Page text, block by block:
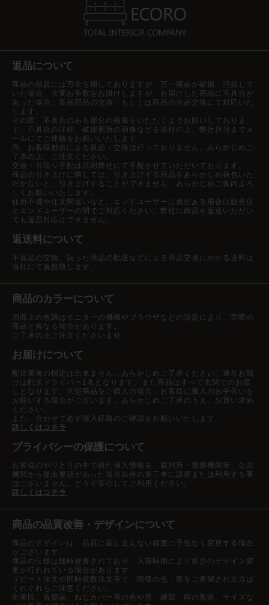
返品について
商品の品質には万全を期しておりますが、万一商品が破損・汚損して
いた場合、大変お手数をお掛けしますが、お届けした商品に不具合が
あった場合、良品部品の交換、もしくは商品の全品交換にて対応いた
します。
その際、不具合のある部分の画像をいただくようお願いしておりま
す。不具合の詳細、破損個所の画像などを添付の上、弊社担当までメ
ールにてご連絡をお願いいたします。
尚、お客様都合による返品・交換は行っておりません。あらかじめご
了承の上、ご注文ください。
交換・引取り手配は原則弊社にて手配させていただいております。
商品の引き上げに際しては、引き上げする商品をあらかじめ梱包いた
だかないと、引き上げすることができません。あらかじめご案内よろ
しくお願いいたします。
住所不備や注文間違いなど、エンドユーザーに責がある場合は販売店
とエンドユーザーの間でご対応ください。弊社に商品を返送いただい
ても返品対応はできません。
返送料について
不良品の交換、誤った商品の配送などによる商品交換にかかる送料は
当社にて負担致します。
商品のカラーについて
画面上の色調はモニターの機種やブラウザなどの設定により、実際の
商品と異なる場合があります。
ご了承の上ご注文くださいませ。
お届けについて
配送業者の指定は出来ません。あらかじめご了承ください。通常お届
けは配送ドライバー1名となります。また商品はすべて玄関でのお渡
しとなります。大型商品をご購入の場合、お客様に搬入のお手伝いを
お願いする場合がございます。あらかじめご了承のうえ、お買い求め
ください。
また、合わせて必ず搬入経路のご確認をお願いいたします。
詳しくはコチラ
プライバシーの保護について
お客様のやりとりの中で得た個人情報を、裁判所・警察機関等、公共
機関から提出要請があった場合以外の第三者に譲渡または利用する事
はございません。どうぞ安心してご利用ください。
詳しくはコチラ
商品の品質改善・デザインについて
商品のデザインは、品質に差し支えない程度に予告なく変更する場合
がございます。
商品の仕様は随時改善されており、入荷時期により多少のデザイン変
更が行われている場合があります。
リピート注文や同時複数注文等で、同様の色・形をご希望される方は
くれぐれもご注意ください。
生産国、各部品、ねじカバー等の色や形、縫製、脚の形状、サイズな